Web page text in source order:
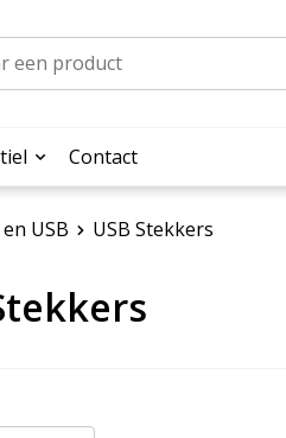
Contact
USB USB Stekkers